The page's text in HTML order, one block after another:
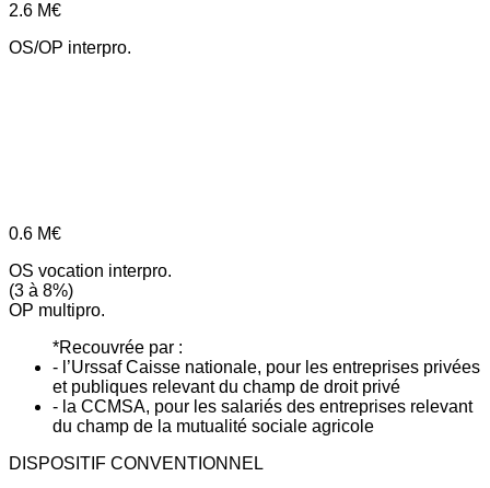
2.6 M€
OS/OP interpro.
0.6 M€
OS vocation interpro.
(3 à 8%)
OP multipro.
*Recouvrée par :
- l’Urssaf Caisse nationale, pour les entreprises privées
et publiques relevant du champ de droit privé
- la CCMSA, pour les salariés des entreprises relevant
du champ de la mutualité sociale agricole
DISPOSITIF CONVENTIONNEL